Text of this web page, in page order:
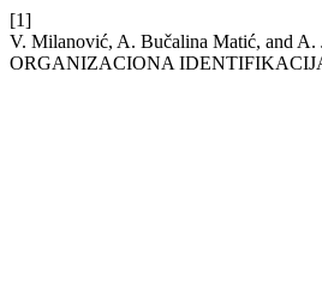
[1]
V. Milanović, A. Bučalina Matić, and
ORGANIZACIONA